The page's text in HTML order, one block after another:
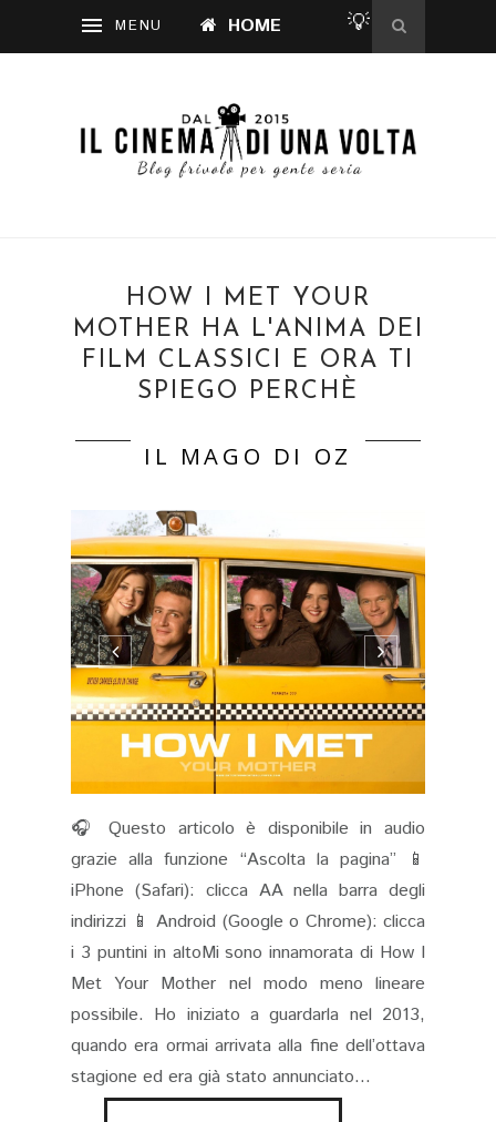
HOME 💡
HOW I MET YOUR
MOTHER HA L'ANIMA DEI
FILM CLASSICI E ORA TI
SPIEGO PERCHÈ
IL MAGO DI OZ
🎧 Questo articolo è disponibile in audio
grazie alla funzione “Ascolta la pagina” 📱
iPhone (Safari): clicca AA nella barra degli
indirizzi 📱 Android (Google o Chrome): clicca
i 3 puntini in altoMi sono innamorata di How I
Met Your Mother nel modo meno lineare
possibile. Ho iniziato a guardarla nel 2013,
quando era ormai arrivata alla fine dell’ottava
stagione ed era già stato annunciato...